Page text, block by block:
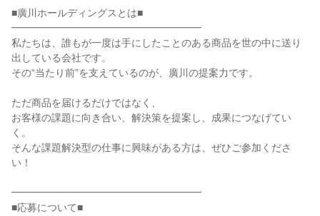
■廣川ホールディングスとは■
━━━━━━━━━━━━━━━━━━━
私たちは、誰もが一度は手にしたことのある商品を世の中に送り
出している会社です。
その“当たり前”を支えているのが、廣川の提案力です。
ただ商品を届けるだけではなく、
お客様の課題に向き合い、解決策を提案し、成果につなげてい
く。
そんな課題解決型の仕事に興味がある方は、ぜひご参加くださ
い！
━━━━━━━━━━━━━━━━━━━
■応募について■